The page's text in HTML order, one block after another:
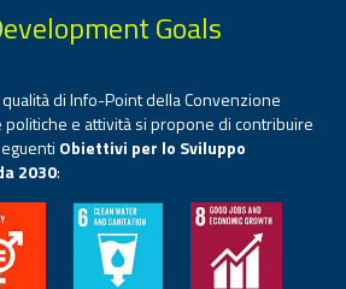
Goals
qualità di Info-Point della Convenzione
e attività si propone di contribuire
Obiettivi per lo Sviluppo
2030: